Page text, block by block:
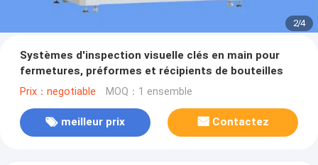
2/4
Systèmes d'inspection visuelle clés en main pour
fermetures, préformes et récipients de bouteilles
Prix：negotiable MOQ：1 ensemble
meilleur prix Contactez